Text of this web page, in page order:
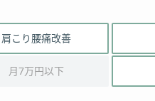
肩こり腰痛改善
月7万円以下